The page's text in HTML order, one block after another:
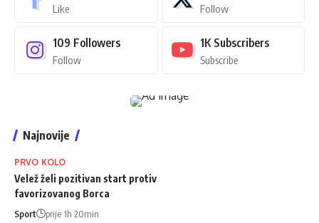
Like Follow
109 Followers
Follow
1K Subscribers
Subscribe
Najnovije
PRVO KOLO
Velež želi pozitivan start protiv
favorizovanog Borca
Sport prije 1h 20min